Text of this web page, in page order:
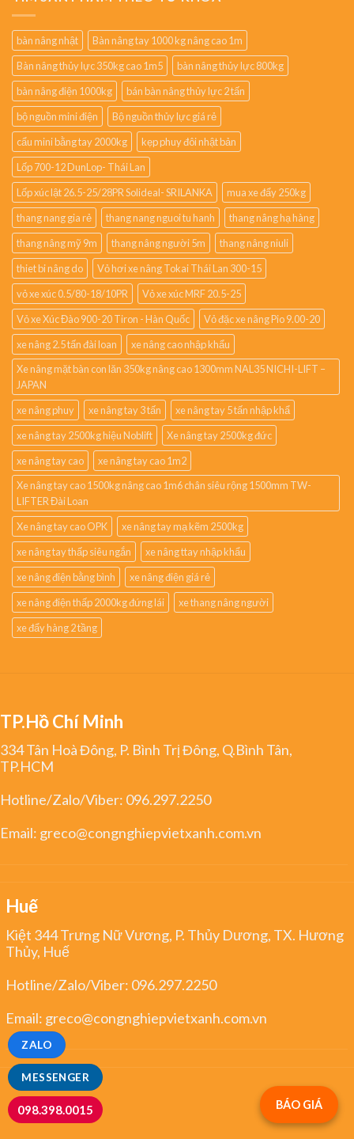
MESSENGER
ZALO
098.398.0015
bàn nâng nhật
Bàn nâng tay 1000 kg nâng cao 1m
Bàn nâng thủy lực 350kg cao 1m5
bàn nâng thủy lực 800kg
bàn nâng điện 1000kg
bán bàn nâng thủy lực 2 tấn
bộ nguồn mini điện
Bộ nguồn thủy lực giá rẻ
cẩu mini bằng tay 2000kg
kẹp phuy đôi nhật bản
Lốp 700-12 DunLop- Thái Lan
Lốp xúc lật 26.5-25/28PR Solideal- SRILANKA
mua xe đẩy 250kg
thang nang gia rẻ
thang nang nguoi tu hanh
thang nâng hạ hàng
thang nâng mỹ 9m
thang nâng người 5m
thang nâng niuli
thiet bi nâng do
Vỏ hơi xe nâng Tokai Thái Lan 300-15
vỏ xe xúc 0.5/80-18/10PR
Vỏ xe xúc MRF 20.5-25
Vỏ xe Xúc Đào 900-20 Tiron - Hàn Quốc
Vỏ đặc xe nâng Pio 9.00-20
xe nâng 2.5 tấn đài loan
xe nâng cao nhập khẩu
Xe nâng mặt bàn con lăn 350kg nâng cao 1300mm NAL35 NICHI-LIFT –
JAPAN
xe nâng phuy
xe nâng tay 3 tấn
xe nâng tay 5 tấn nhập khẩ
xe nâng tay 2500kg hiệu Noblift
Xe nâng tay 2500kg đức
xe nâng tay cao
xe nâng tay cao 1m2
Xe nâng tay cao 1500kg nâng cao 1m6 chân siêu rộng 1500mm TW-
LIFTER Đài Loan
Xe nâng tay cao OPK
xe nâng tay mạ kẽm 2500kg
xe nâng tay thấp siêu ngắn
xe nâng ttay nhập khẩu
xe nâng điện bằng bình
xe nâng điện giá rẻ
xe nâng điện thấp 2000kg đứng lái
xe thang nâng người
xe đẩy hàng 2 tầng
TP.Hồ Chí Minh
334 Tân Hoà Đông, P. Bình Trị Đông, Q.Bình Tân,
TP.HCM
Hotline/Zalo/Viber: 096.297.2250
Email: greco@congnghiepvietxanh.com.vn
Huế
Kiệt 344 Trưng Nữ Vương, P. Thủy Dương, TX. Hương
Thủy, Huế
Hotline/Zalo/Viber: 096.297.2250
Email: greco@congnghiepvietxanh.com.vn
BÁO GIÁ